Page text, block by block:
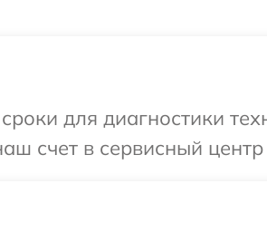
для диагностики
счет в сервисный